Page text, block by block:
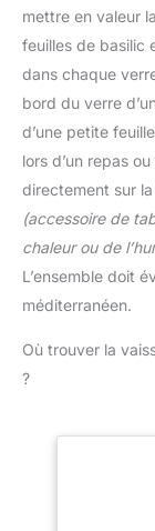
mettre en valeur
feuilles de basilic
dans chaque
bord du verre
d’une petite
lors d’un repas
directement sur
(accessoire de
chaleur ou de
L’ensemble doit
méditerranéen.
Où trouver la
?